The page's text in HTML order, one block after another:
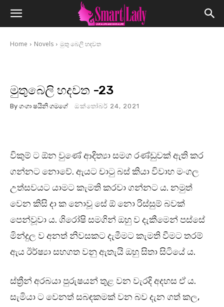
Home Novels මුතු බෙලි හදවත
මුතුබෙලි හදවත -23
By ගංගා ෂයිනි ගමගේ ඔක්තෝබර් 24, 2021
විකුම් ට ඕන වුණේ ආදිත්‍යා සමග රණ්ඩුවක් ඇති කර
ගන්නට නොවේ. ඇයට චාටු බස් කියා විවාහ මංගල
උත්සවයට යාමට කැමති කරවා ගන්නට ය. නමුත්
වෙන කිසි දා ක නොවූ සේ ඕ නො රිස්සුම් බවක්
පෙන්වූවා ය. ශිරෝෂි සමගින් ඔහු ව දැකීමෙන් පස්සේ
මින්දුල ව අනත් නිවසකට දැමීමට කැමති වීමට තරම්
ඇය ඊර්ෂ්‍යා සහගත වනු ඇතැයි ඔහු සිතා සිටියේ ය.
ස්ත්‍රීන් අරබයා පුරුෂයන් තුළ වන වැරදි අදහස ඒ ය.
සැමියා ට වෙනත් සබඳකමක් වන බව දැන ගත් කල,